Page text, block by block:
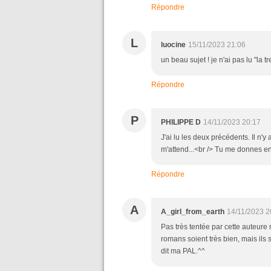
Répondre
L luocine 15/11/2023 21:06
un beau sujet ! je n'ai pas lu "la
Répondre
P PHILIPPE D 14/11/2023 20:17
J'ai lu les deux précédents. Il n'y
m'attend...<br /> Tu me donnes
Répondre
A A_girl_from_earth 14/11/2023
Pas très tentée par cette
romans soient très bien, mais ils
dit ma PAL.^^